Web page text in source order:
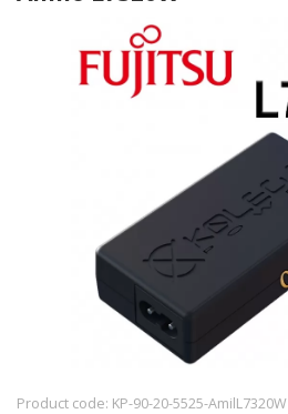
Product code: KP-90-20-5525-AmilL7320W